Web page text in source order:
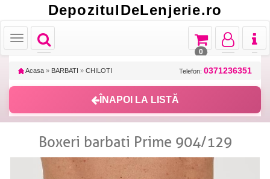
DepozitulDeLenjerie.ro
Toggle
navigation
Toggle
Toggle
navigation
Toggle
navigation
Toggle
navigation
0
Acasa » BARBATI » CHILOTI Telefon: 0371236351
ÎNAPOI LA LISTĂ
Boxeri barbati Prime 904/129